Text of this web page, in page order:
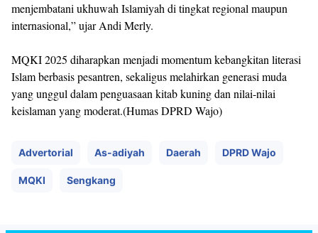
menjembatani ukhuwah Islamiyah di tingkat regional maupun
internasional,” ujar Andi Merly.
MQKI 2025 diharapkan menjadi momentum kebangkitan literasi
Islam berbasis pesantren, sekaligus melahirkan generasi muda
yang unggul dalam penguasaan kitab kuning dan nilai-nilai
keislaman yang moderat.(Humas DPRD Wajo)
Advertorial As-adiyah Daerah DPRD Wajo
MQKI Sengkang